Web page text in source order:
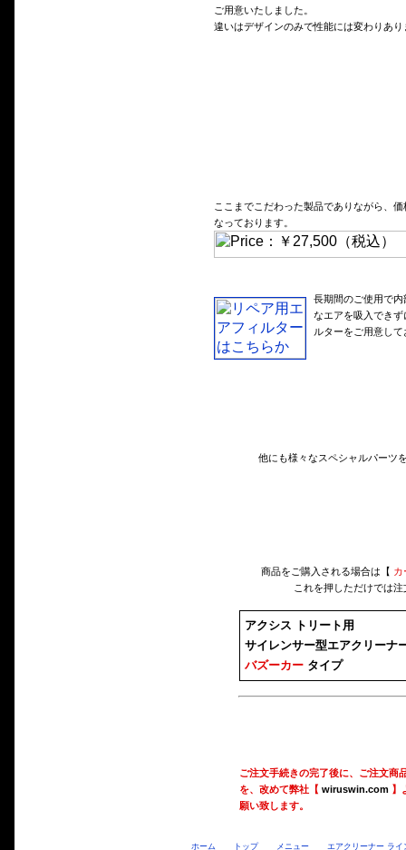
ご用意いたしました。
違いはデザインのみで性能には変わりあ
ここまでこだわった製品でありながら、
なっております。
長期間のご使用で
なエアを吸入でき
ルターをご用意し
他にも様々なスペシャルパーツ
商品をご購入される場合は【 カ
これを押しただけでは
アクシス トリート用
サイレンサー型エアクリーナ
バズーカータイプ
ご注文手続きの完了後に、ご注文商
を、改めて弊社【 wiruswin.com】
願い致します。
ホーム トップ メニュー エアクリーナー ライ